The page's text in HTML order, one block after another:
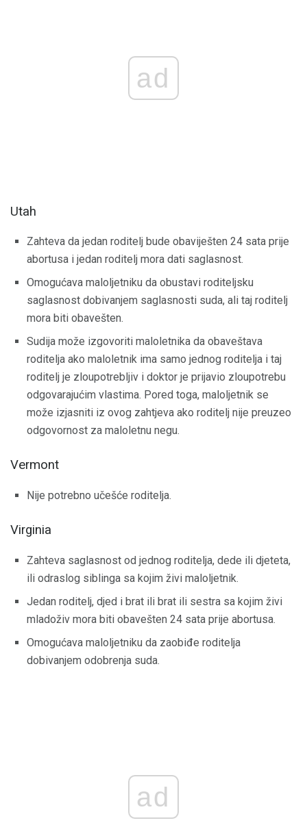
ad
Utah
Zahteva da jedan roditelj bude obaviješten 24 sata prije
abortusa i jedan roditelj mora dati saglasnost.
Omogućava maloljetniku da obustavi roditeljsku
saglasnost dobivanjem saglasnosti suda, ali taj roditelj
mora biti obavešten.
Sudija može izgovoriti maloletnika da obaveštava
roditelja ako maloletnik ima samo jednog roditelja i taj
roditelj je zloupotrebljiv i doktor je prijavio zloupotrebu
odgovarajućim vlastima. Pored toga, maloljetnik se
može izjasniti iz ovog zahtjeva ako roditelj nije preuzeo
odgovornost za maloletnu negu.
Vermont
Nije potrebno učešće roditelja.
Virginia
Zahteva saglasnost od jednog roditelja, dede ili djeteta,
ili odraslog siblinga sa kojim živi maloljetnik.
Jedan roditelj, djed i brat ili brat ili sestra sa kojim živi
mladoživ mora biti obavešten 24 sata prije abortusa.
Omogućava maloljetniku da zaobiđe roditelja
dobivanjem odobrenja suda.
ad